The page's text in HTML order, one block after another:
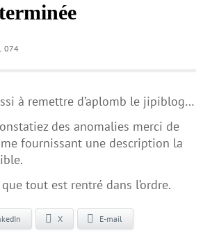
074
à remettre d’aplomb le jipiblog…
des anomalies merci de
fournissant une description la
que tout est rentré dans l’ordre.
X E-mail